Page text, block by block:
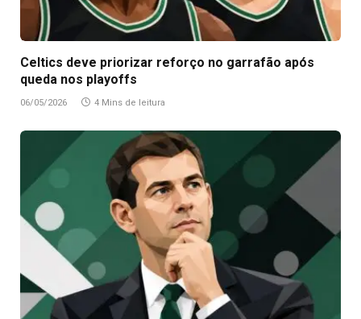
Celtics deve priorizar reforço no garrafão após
queda nos playoffs
06/05/2026 4 Mins de leitura